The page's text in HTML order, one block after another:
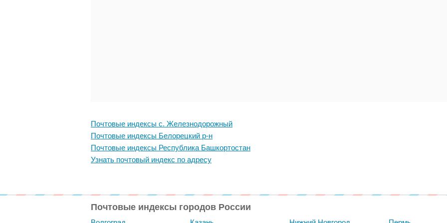
Почтовые индексы с. Железнодорожный
Почтовые индексы Белорецкий р-н
Почтовые индексы Республика Башкортостан
Узнать почтовый индекс по адресу
Почтовые индексы городов России